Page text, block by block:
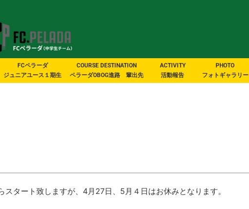
FCペラーダ
ジュニアユース１期生
COURSE DESTINATION
ペラーダOBOG進路 輩出先
ACTIVITY
活動報告
PHOTO
フォトギャラリー
タート致しますが、4月27日、5月４日はお休みとなります。